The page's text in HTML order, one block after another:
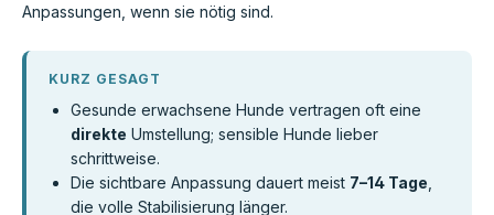
Anpassungen, wenn sie nötig sind.
KURZ GESAGT
Gesunde erwachsene Hunde vertragen oft eine
direkte Umstellung; sensible Hunde lieber
schrittweise.
Die sichtbare Anpassung dauert meist 7–14 Tage
die volle Stabilisierung länger.